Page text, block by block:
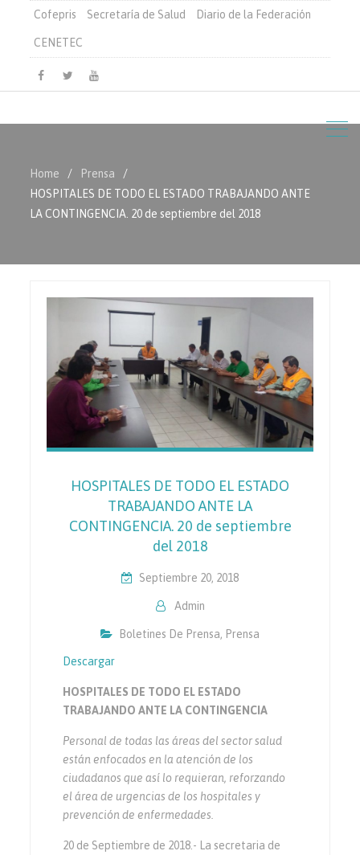
Cofepris Secretaría de Salud Diario de la Federación
CENETEC
Facebook
TwitterYoutube
Home
Prensa
HOSPITALES DE TODO EL ESTADO TRABAJANDO ANTE
LA CONTINGENCIA. 20 de septiembre del 2018
HOSPITALES DE TODO EL ESTADO
TRABAJANDO ANTE LA
CONTINGENCIA. 20 de septiembre
del 2018
Septiembre 20, 2018
Admin
Boletines De Prensa, Prensa
Descargar
HOSPITALES DE TODO EL ESTADO
TRABAJANDO ANTE LA CONTINGENCIA
Personal de todas las áreas del sector salud
están enfocados en la atención de los
ciudadanos que así lo requieran, reforzando
el área de urgencias de los hospitales y
prevención de enfermedades.
20 de Septiembre de 2018.- La secretaria de